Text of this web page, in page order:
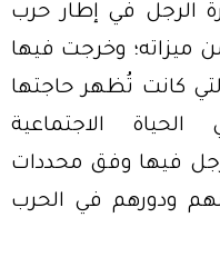
الرجل في إطار حرب
ميزاته؛ وخرجت فيها
كانت تُظهر حاجتها
الاجتماعية
فيها وفق محددات
ودورهم في الحرب